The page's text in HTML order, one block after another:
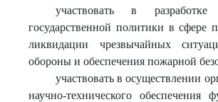
участвовать в
государственной политики в сфере
ликвидации чрезвычайных
обороны и обеспечения пожарной
участвовать в осуществлении
научно-технического обеспечения